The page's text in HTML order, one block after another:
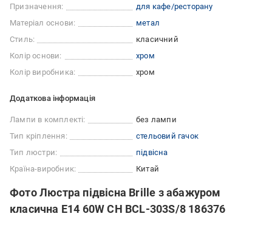
Призначення:
для кафе/ресторану
Матеріал основи:
метал
Стиль:
класичний
Колір основи:
хром
Колір виробника:
хром
Додаткова інформація
Лампи в комплекті:
без лампи
Тип кріплення:
стельовий гачок
Тип люстри:
підвісна
Країна-виробник:
Китай
Фото Люстра підвісна Brille з абажуром
класична E14 60W CH BCL-303S/8 186376